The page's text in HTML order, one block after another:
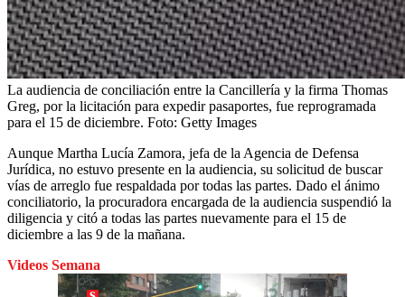
La audiencia de conciliación entre la Cancillería y la firma Thomas
Greg, por la licitación para expedir pasaportes, fue reprogramada
para el 15 de diciembre. Foto: Getty Images
Aunque Martha Lucía Zamora, jefa de la Agencia de Defensa
Jurídica, no estuvo presente en la audiencia, su solicitud de buscar
vías de arreglo fue respaldada por todas las partes. Dado el ánimo
conciliatorio, la procuradora encargada de la audiencia suspendió la
diligencia y citó a todas las partes nuevamente para el 15 de
diciembre a las 9 de la mañana.
Videos Semana